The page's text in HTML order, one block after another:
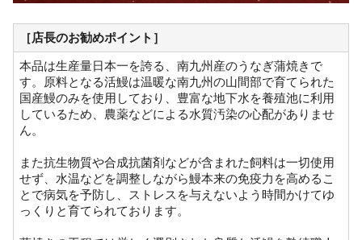
［店長のお勧めポイント］
本品は生産量日本一を誇る、南九州産のうなぎ蒲焼きで
す。原料となる活鰻は温暖な南九州の山間部で育てられた
国産鰻のみを使用しており、豊富な地下水を養殖池に利用
しているため、農薬などによる水質汚染の心配がありませ
ん。
また抗生物質や合成抗菌剤などが含まれた飼料は一切使用
せず、水温などを調整しながら鰻本来の免疫力を高めるこ
とで病気を予防し、ストレスを与えないよう時間かけてゆ
っくりと育てられております。